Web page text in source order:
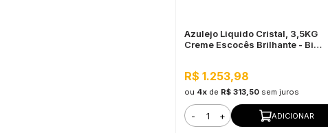
Azulejo Liquido Cristal, 3,5KG
Creme Escocês Brilhante - Bi
R$ 1.253,98
ou 4x de R$ 313,50 sem juros
- + ADICIONAR